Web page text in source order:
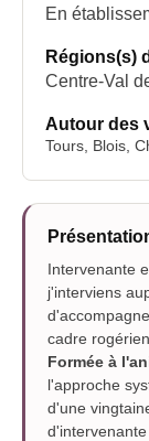
En
Régions(s)
Centre-Val
Autour des
Tours, Blois,
Intervenante
j'interviens
cadre rogérien,
Formée à
l'approche
d'une